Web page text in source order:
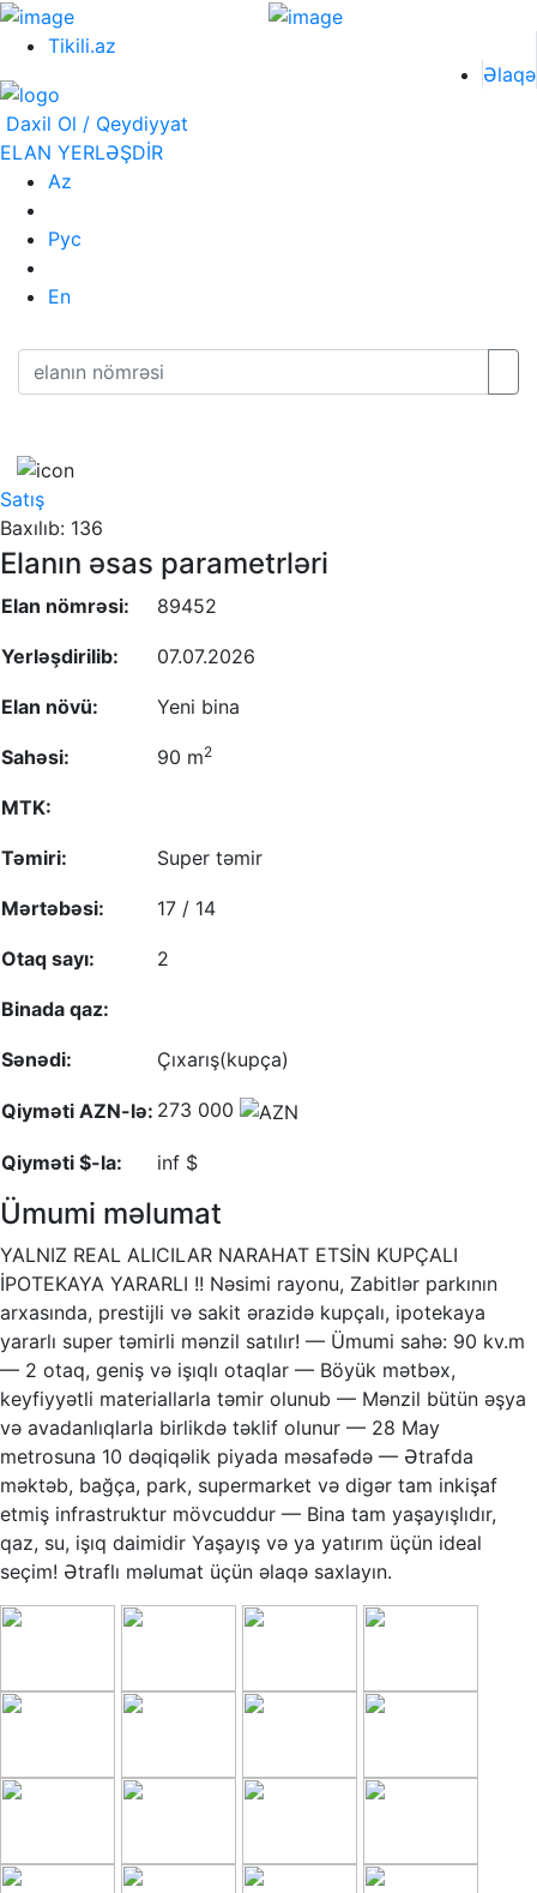
Tikili.az
Əlaqə
Daxil Ol / Qeydiyyat
ELAN YERLƏŞDİR
Az
Рус
En
Satış
Baxılıb: 136
Elanın əsas parametrləri
Elan nömrəsi: 89452
Yerləşdirilib: 07.07.2026
Elan növü: Yeni bina
Sahəsi: 90 m2
MTK:
Təmiri: Super təmir
Mərtəbəsi: 17 / 14
Otaq sayı: 2
Binada qaz:
Sənədi: Çıxarış(kupça)
Qiyməti AZN-lə: 273 000
Qiyməti $-la: inf $
Ümumi məlumat
YALNIZ REAL ALICILAR NARAHAT ETSİN KUPÇALI
İPOTEKAYA YARARLI !! Nəsimi rayonu, Zabitlər parkının
arxasında, prestijli və sakit ərazidə kupçalı, ipotekaya
yararlı super təmirli mənzil satılır! — Ümumi sahə: 90 kv.m
— 2 otaq, geniş və işıqlı otaqlar — Böyük mətbəx,
keyfiyyətli materiallarla təmir olunub — Mənzil bütün əşya
və avadanlıqlarla birlikdə təklif olunur — 28 May
metrosuna 10 dəqiqəlik piyada məsafədə — Ətrafda
məktəb, bağça, park, supermarket və digər tam inkişaf
etmiş infrastruktur mövcuddur — Bina tam yaşayışlıdır,
qaz, su, işıq daimidir Yaşayış və ya yatırım üçün ideal
seçim! Ətraflı məlumat üçün əlaqə saxlayın.